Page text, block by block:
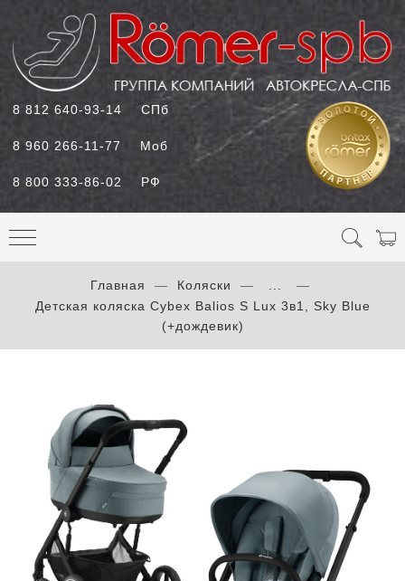
8 812 640-93-14 СПб
8 960 266-11-77 Моб
8 800 333-86-02 РФ
Главная Коляски
Детская коляска Cybex Balios S Lux 3в1, Sky Blue
(+дождевик)